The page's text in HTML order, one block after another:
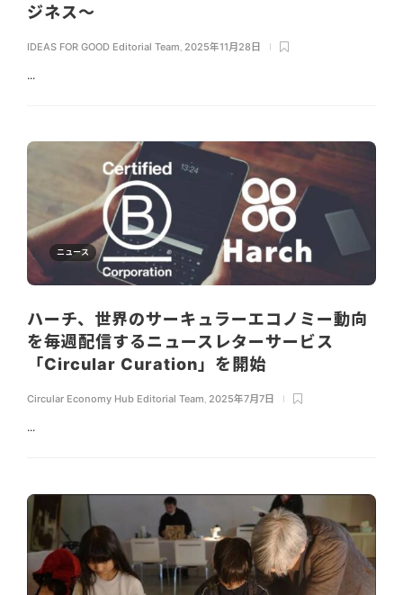
ジネス〜
IDEAS FOR GOOD Editorial Team 2025年11月28日
...
ニュース
ハーチ、世界のサーキュラーエコノミー動向
を毎週配信するニュースレターサービス
「Circular Curation」を開始
Circular Economy Hub Editorial Team, 2025年7月7日
...